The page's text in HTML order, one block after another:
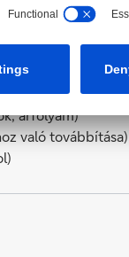
átutalások)
árfolyam)
való továbbítása)